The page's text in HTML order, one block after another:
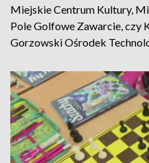
Miejskie Centrum Kultury,
Pole Golfowe Zawarcie, czy
Gorzowski Ośrodek